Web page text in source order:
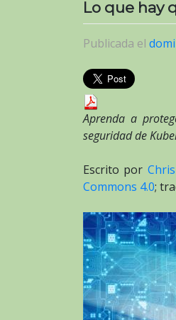
Lo que hay
Publicada el
Aprenda a
seguridad de
Escrito por
Commons 4.0;